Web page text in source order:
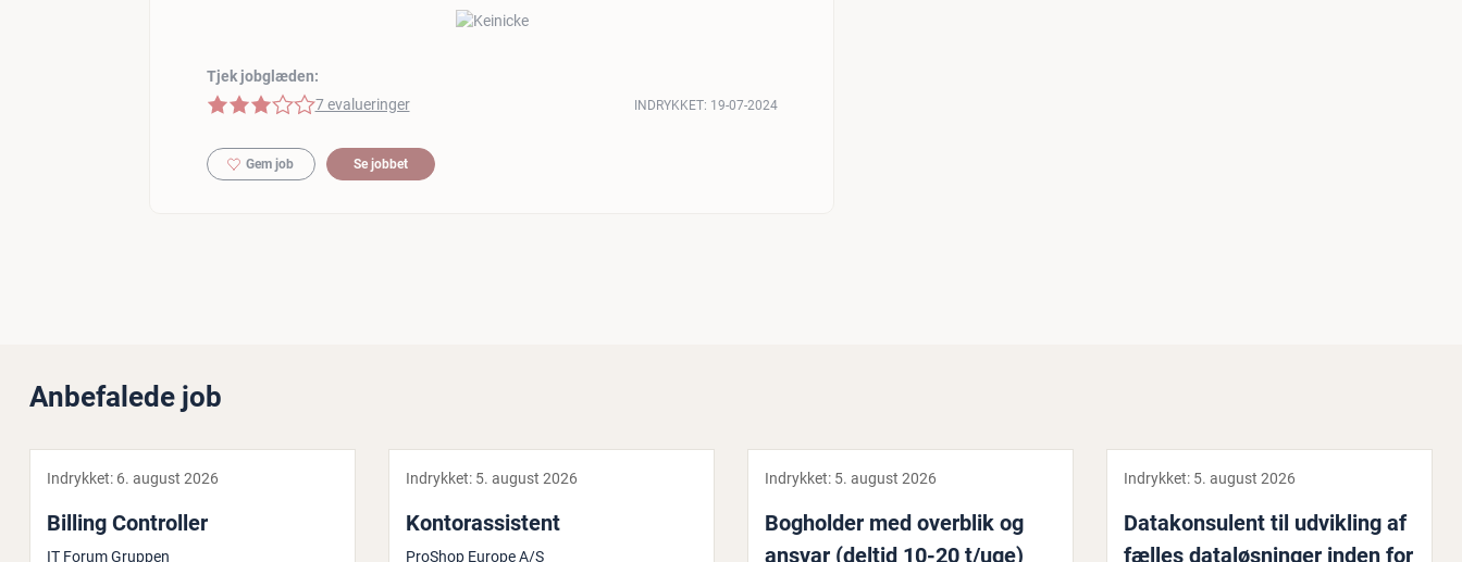
Tjek jobglæden:
3 af 5 stjerner
7 evalueringer INDRYKKET: 19-07-2024
Gem job Se jobbet
Anbefalede job
Indrykket: 6. august 2026
Billing Con­trol­ler
IT Forum Gruppen
Indrykket: 5. august 2026
Kon­to­ras­si­stent
ProShop Europe A/S
Indrykket: 5. august 2026
Bogholder med overblik og
ansvar (deltid 10-20 t/uge)
Indrykket: 5. august 2026
Da­ta­kon­su­lent til udvikling af
fælles da­ta­løs­nin­ger inden for